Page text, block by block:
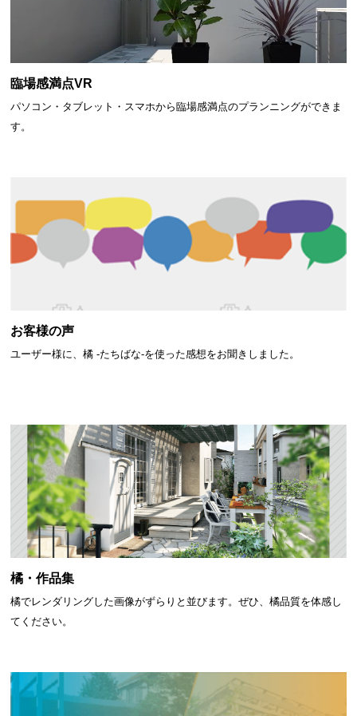
臨場感満点VR
パソコン・タブレット・スマホから臨場感満点のプランニングができま
す。
お客様の声
ユーザー様に、橘 -たちばな-を使った感想をお聞きしました。
橘・作品集
橘でレンダリングした画像がずらりと並びます。ぜひ、橘品質を体感し
てください。